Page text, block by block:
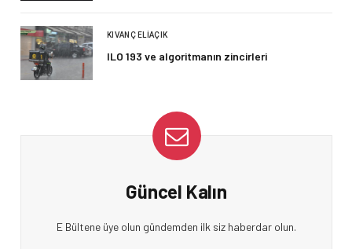
KIVANÇ ELIAÇIK
ILO 193 ve algoritmanın zincirleri
Güncel Kalın
E Bültene üye olun gündemden ilk siz haberdar olun.